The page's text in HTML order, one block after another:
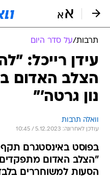
תרבות/על סדר היום
עידן רייכל:
הצלב האדום
נון גרטה'"
וואלה תרבות
עודכן לאחרונה: 5.12.2023 / 10:45
בפוסט באינסטגרם תקף
"הצלב האדום
הסעות למשוחררים